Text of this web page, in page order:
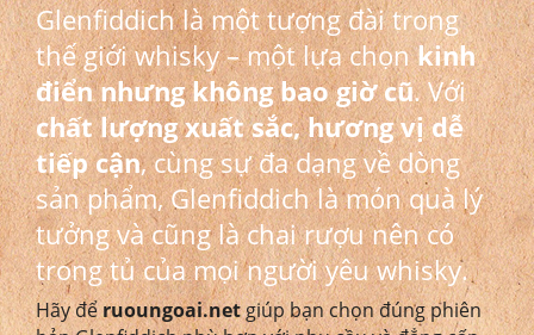
Glenfiddich là một tượng đài trong
thế giới whisky – một lựa chọnkinh
điển nhưng không bao giờ cũ. Với
chất lượng xuất sắc, hương vị dễ
tiếp cận, cùng sự đa dạng về dòng
sản phẩm, Glenfiddich là món quà lý
tưởng và cũng là chai rượu nên có
trong tủ của mọi người yêu whisky.
Hãy đểruoungoai.netgiúp bạn chọn đúng phiên